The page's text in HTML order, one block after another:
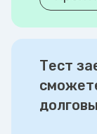
Тест